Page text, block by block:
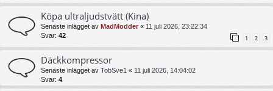
Köpa ultraljudstvätt (Kina)
Senaste inlägget av MadModder « 11 juli 2026, 23:22:34
Svar: 42 1 2 3
Däckkompressor
Senaste inlägget av TobSve1 « 11 juli 2026, 14:04:02
Svar: 4